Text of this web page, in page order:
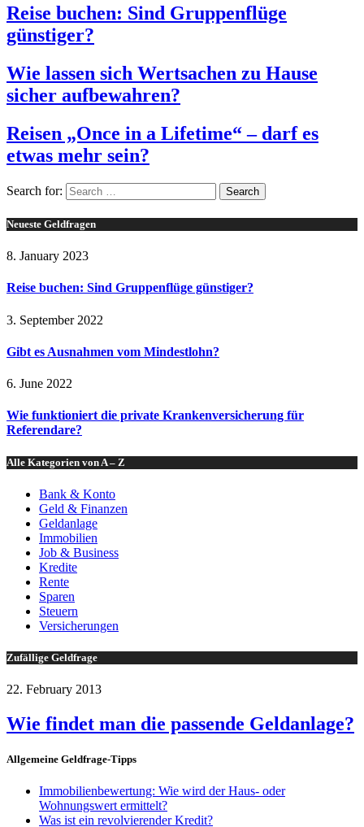
Reise buchen: Sind Gruppenflüge
günstiger?
Wie lassen sich Wertsachen zu Hause
sicher aufbewahren?
Reisen „Once in a Lifetime“ – darf es
etwas mehr sein?
Search for:
Neueste Geldfragen
8. January 2023
Reise buchen: Sind Gruppenflüge günstiger?
3. September 2022
Gibt es Ausnahmen vom Mindestlohn?
6. June 2022
Wie funktioniert die private Krankenversicherung für
Referendare?
Alle Kategorien von A – Z
Bank & Konto
Geld & Finanzen
Geldanlage
Immobilien
Job & Business
Kredite
Rente
Sparen
Steuern
Versicherungen
Zufällige Geldfrage
22. February 2013
Wie findet man die passende Geldanlage?
Allgemeine Geldfrage-Tipps
Immobilienbewertung: Wie wird der Haus- oder
Wohnungswert ermittelt?
Was ist ein revolvierender Kredit?